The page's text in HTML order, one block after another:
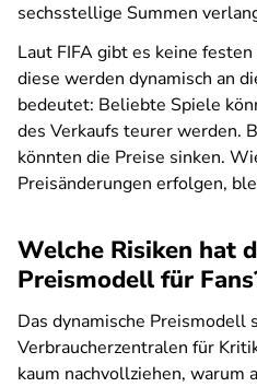
sechsstellige Summen
Laut FIFA gibt es keine
diese werden dynamisch an
bedeutet: Beliebte Spiele
des Verkaufs teurer werden.
könnten die Preise sinken.
Preisänderungen erfolgen,
Welche Risiken hat
Preismodell für
Das dynamische Preismodell
Verbraucherzentralen für
kaum nachvollziehen, warum